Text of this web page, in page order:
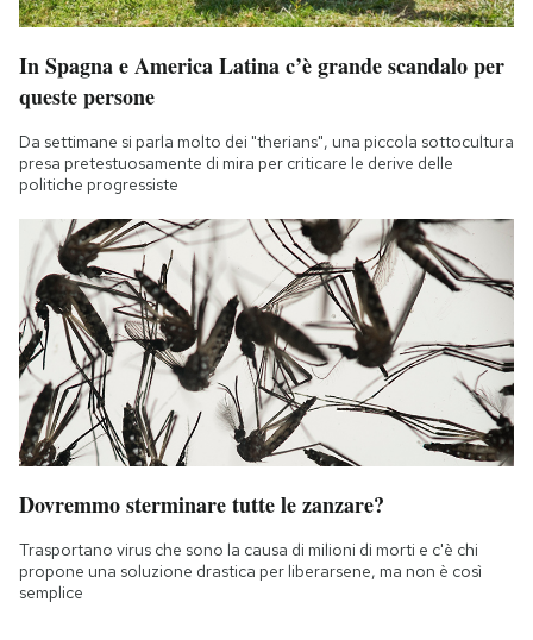
In Spagna e America Latina c’è grande scandalo per
queste persone
Da settimane si parla molto dei "therians", una piccola sottocultura
presa pretestuosamente di mira per criticare le derive delle
politiche progressiste
Dovremmo sterminare tutte le zanzare?
Trasportano virus che sono la causa di milioni di morti e c'è chi
propone una soluzione drastica per liberarsene, ma non è così
semplice